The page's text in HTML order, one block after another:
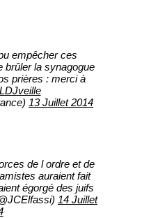
empêcher ces
la synagogue
prières : merci à
13 Juillet 2014
de l ordre et de
auraient fait
égorgé des juifs
14 Juillet